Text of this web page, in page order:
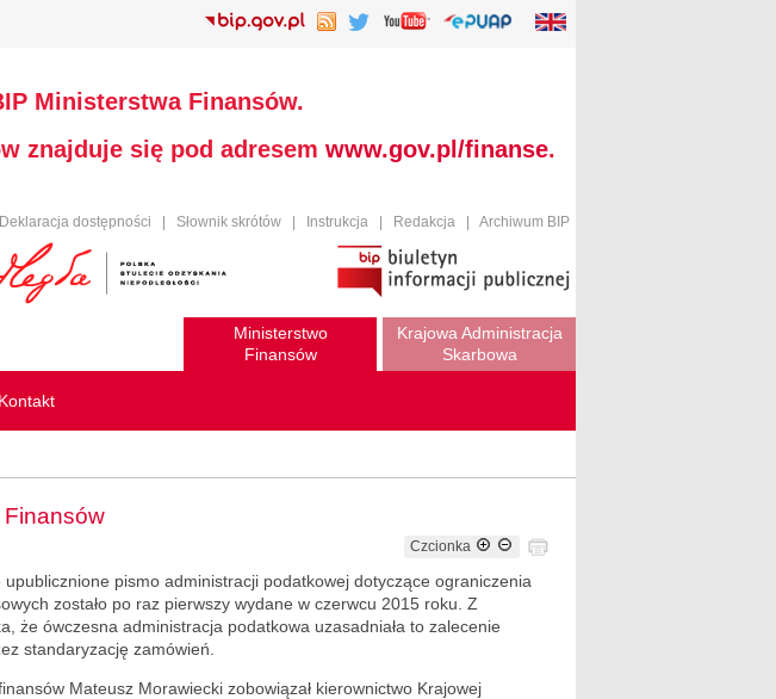
Ministerstwa Finansów.
znajduje się pod adresem www.gov.pl/finanse.
Deklaracja dostępności Słownik skrótów Instrukcja Redakcja Archiwum BIP
Ministerstwo
Finansów
Krajowa Administracja
Skarbowa
Kontakt
Finansów
Czcionka
upublicznione pismo administracji podatkowej dotyczące ograniczenia
zostało po raz pierwszy wydane w czerwcu 2015 roku. Z
że ówczesna administracja podatkowa uzasadniała to zalecenie
standaryzację zamówień.
Mateusz Morawiecki zobowiązał kierownictwo Krajowej